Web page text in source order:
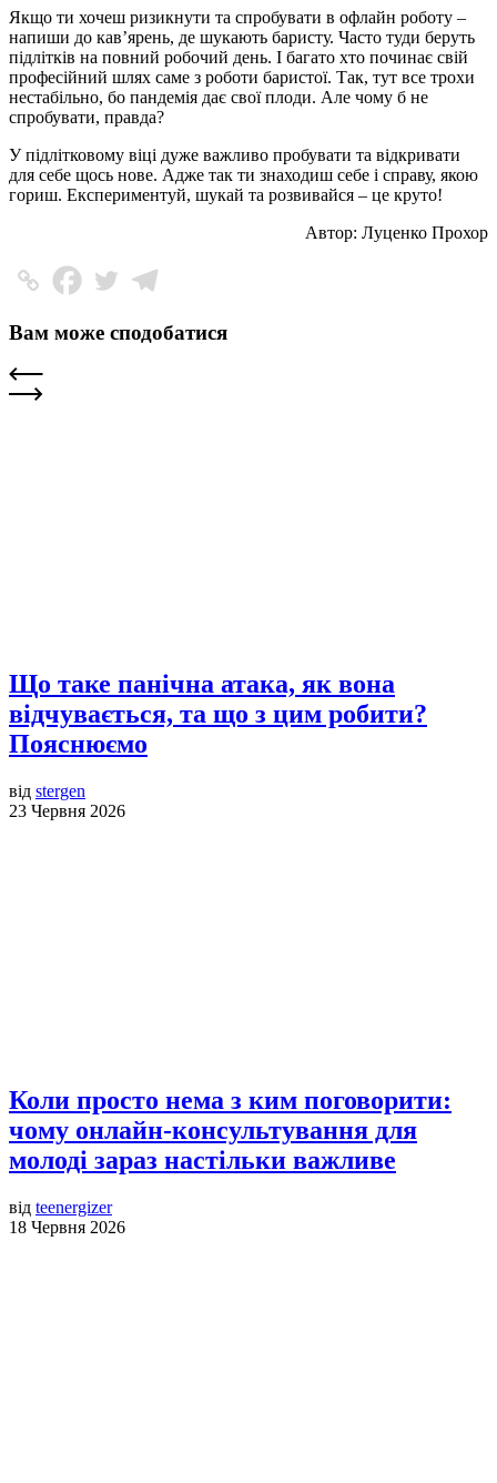
Якщо ти хочеш ризикнути та спробувати в офлайн роботу –
напиши до кав’ярень, де шукають баристу. Часто туди беруть
підлітків на повний робочий день. І багато хто починає свій
професійний шлях саме з роботи баристої. Так, тут все трохи
нестабільно, бо пандемія дає свої плоди. Але чому б не
спробувати, правда?
У підлітковому віці дуже важливо пробувати та відкривати
для себе щось нове. Адже так ти знаходиш себе і справу, якою
гориш. Експериментуй, шукай та розвивайся – це круто!
Автор: Луценко Прохор
Вам може сподобатися
Що таке панічна атака, як вона
відчувається, та що з цим робити?
Пояснюємо
від stergen
23 Червня 2026
Коли просто нема з ким поговорити:
чому онлайн-консультування для
молоді зараз настільки важливе
від teenergizer
18 Червня 2026